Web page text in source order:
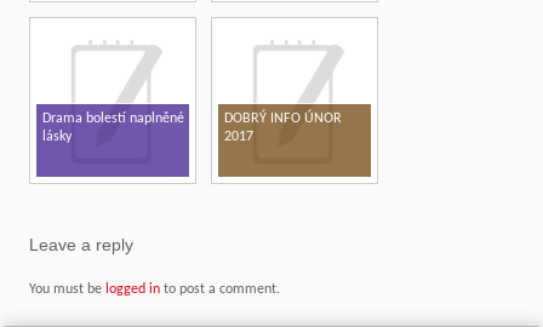
Drama bolestí naplněné
lásky
DOBRÝ INFO ÚNOR
2017
Leave a reply
You must be logged into post a comment.